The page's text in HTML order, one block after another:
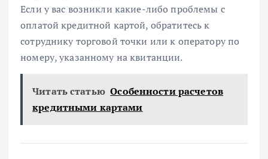
Если у вас возникли какие-либо проблемы с
оплатой кредитной картой, обратитесь к
сотруднику торговой точки или к оператору по
номеру, указанному на квитанции.
Читать статью Особенности расчетов
кредитными картами